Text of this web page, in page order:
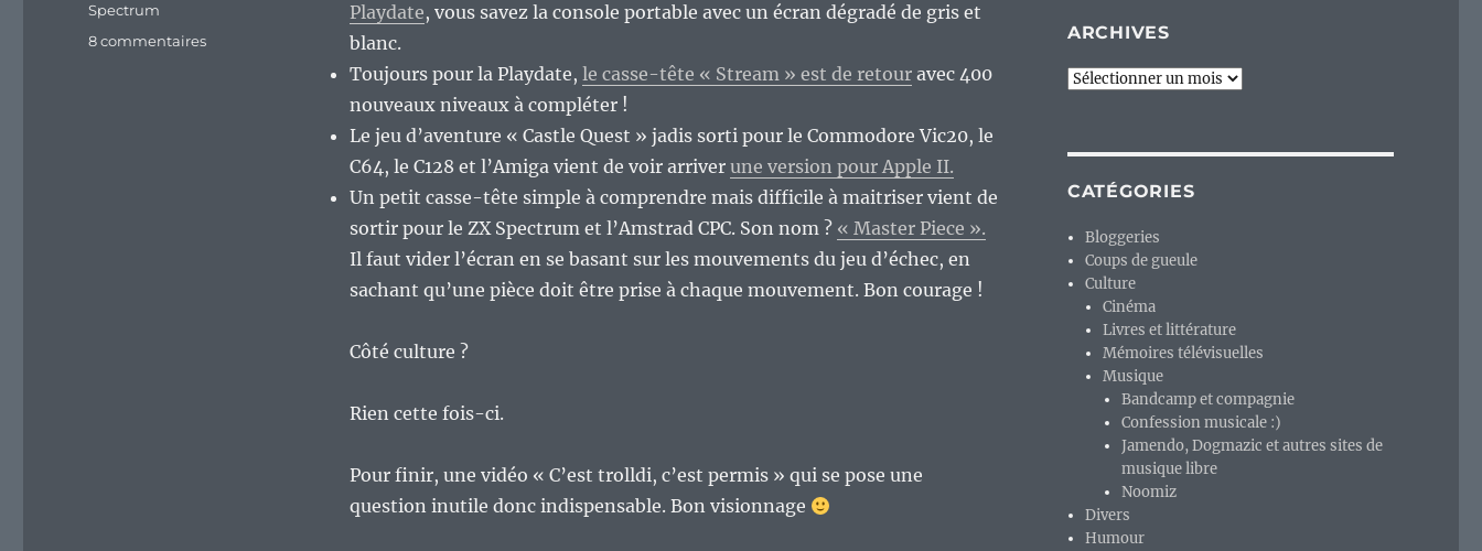
Playdate, vous savez la console portable avec un écran dégradé de gris et
blanc.
Toujours pour la Playdate, le casse-tête « Stream » est de retouravec 400
nouveaux niveaux à compléter !
Le jeu d’aventure « Castle Quest » jadis sorti pour le Commodore Vic20, le
C64, le C128 et l’Amiga vient de voir arriver une version pour Apple II.
Un petit casse-tête simple à comprendre mais difficile à maitriser vient de
sortir pour le ZX Spectrum et l’Amstrad CPC. Son nom ? « Master Piece ».
Il faut vider l’écran en se basant sur les mouvements du jeu d’échec, en
sachant qu’une pièce doit être prise à chaque mouvement. Bon courage !
Côté culture ?
Rien cette fois-ci.
Pour finir, une vidéo « C’est trolldi, c’est permis » qui se pose une
question inutile donc indispensable. Bon visionnage
Spectrum
8 commentairessur
ARCHIVES
Archives
CATÉGORIES
Bloggeries
Coups de gueule
Culture
Cinéma
Livres et littérature
Mémoires télévisuelles
Musique
Bandcamp et compagnie
Confession musicale :)
Jamendo, Dogmazic et autres sites de
musique libre
Noomiz
Divers
Humour